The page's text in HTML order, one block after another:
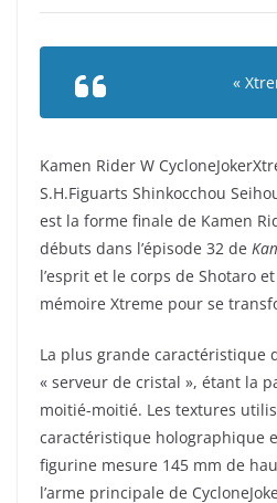
«
Kamen Rider W
S.H.Figuarts Shinkocchou
est la forme finale de Kamen
débuts dans l’épisode 32 de
l’esprit et le corps de Shotaro
mémoire Xtreme pour se
La plus grande caractéristique
« serveur de cristal », étant la
moitié-moitié. Les textures
caractéristique holographique
figurine mesure 145 mm de
l’arme principale de